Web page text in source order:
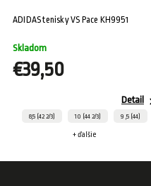
ADIDAS tenisky VS Pace KH9951
Skladom
€39,50
Detail
8,5 (42 2/3) 10 (44 2/3) 9 ,5 (44)
+ ďalšie